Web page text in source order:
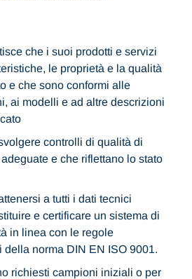
che i suoi prodotti e servizi
le proprietà e la qualità
e che sono conformi alle
ai modelli e ad altre descrizioni
controlli di qualità di
e che riflettano lo stato
a tutti i dati tecnici
e certificare un sistema di
in linea con le regole
della norma DIN EN ISO 9001.
richiesti campioni iniziali o per